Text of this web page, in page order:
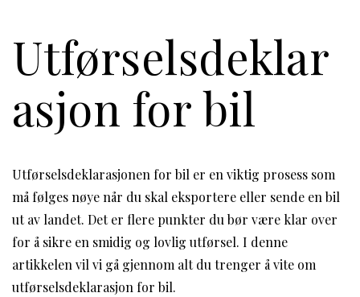
Utførselsdeklar
asjon for bil
Utførselsdeklarasjonen for bil er en viktig prosess som
må følges nøye når du skal eksportere eller sende en bil
ut av landet. Det er flere punkter du bør være klar over
for å sikre en smidig og lovlig utførsel. I denne
artikkelen vil vi gå gjennom alt du trenger å vite om
utførselsdeklarasjon for bil.